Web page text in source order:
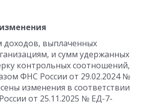
доходов, выплаченных
и сумм удержанных
контрольных соотношений,
ФНС России от 29.02.2024 №
изменения в соответствии
от 25.11.2025 № ЕД-7-